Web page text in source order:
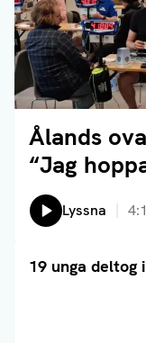
Ålands
“Jag
Läs artikel
Lyssna på:
Lyssna
19 unga deltog
Läs artikel